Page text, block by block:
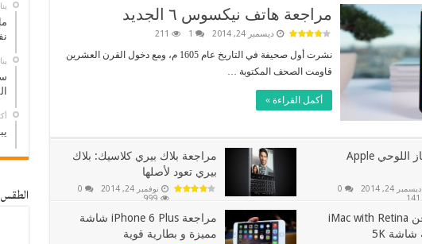
مراجعة هاتف نيكسوس ٦ الجديد
ديسمبر 24, 2014 1
211
نشرت أول صحيفة في التاريخ عام 1605 م، ومع دخول القرن العشرين
قاومت الصحف المكتوبة …
أكمل القراءة »
مراجعة للجهاز اللوحي Apple
ديسمبر 24, 2014
0
141
مراجعة بلاك بيري كلاسيك: بلاك
بيري تعود لأصلها
نوفمبر 24, 2014
0
999
آبل تكشف عن iMac with Retina
مراجعة iPhone 6 Plus شاشة
مميزة و بطارية قوية
يناير
الطقس